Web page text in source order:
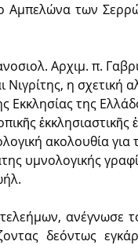
Αμπελώνα των
Αρχιμ. π.
η σχετική
της
ακολουθία για
υμνολογικής
ανέγνωσε
δεόντως